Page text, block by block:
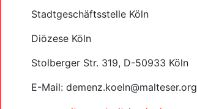
Stadtgeschäftsstelle Köln
Diözese Köln
Stolberger Str. 319, D-50933 Köln
E-Mail: demenz.koeln@malteser.org